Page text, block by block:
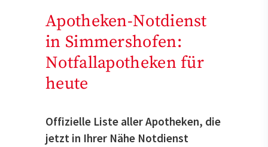
Apotheken-Notdienst
in Simmershofen:
Notfallapotheken für
heute
Offizielle Liste aller Apotheken, die
jetzt in Ihrer Nähe Notdienst